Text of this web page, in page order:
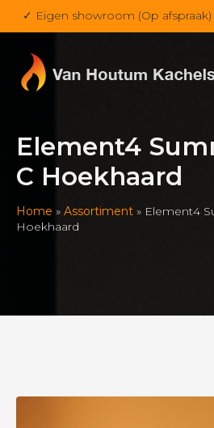
✓ Eigen showroom (Op afspraak)
Element4
C Hoekhaard
Home » Assortiment » Element4
Hoekhaard